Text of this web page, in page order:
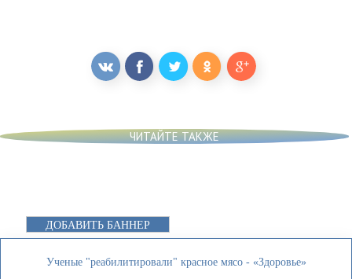
ЧИТАЙТЕ ТАКЖЕ
ДОБАВИТЬ БАННЕР
Ученые "реабилитировали" красное мясо - «Здоровье»